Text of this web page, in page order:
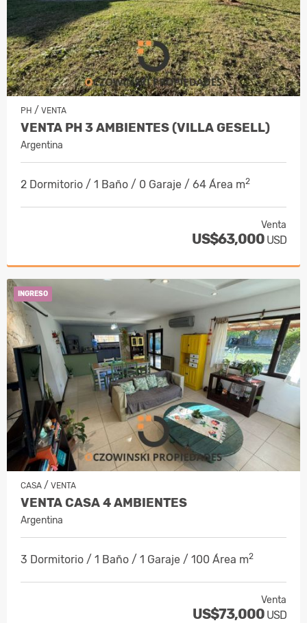
PH / VENTA
VENTA PH 3 AMBIENTES (VILLA GESELL)
Argentina
2 Dormitorio / 1 Baño / 0 Garaje / 64 Área m2
Venta
US$63,000 USD
INGRESO
CASA / VENTA
VENTA CASA 4 AMBIENTES
Argentina
3 Dormitorio / 1 Baño / 1 Garaje / 100 Área m2
Venta
US$73,000 USD